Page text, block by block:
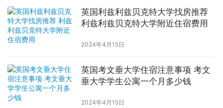
英国利兹利兹贝克特大学找房推荐
利兹利兹贝克特大学附近住宿费用
2024年4月15日
英国考文垂大学住宿注意事项 考文
垂大学学生公寓一个月多少钱
2024年4月15日